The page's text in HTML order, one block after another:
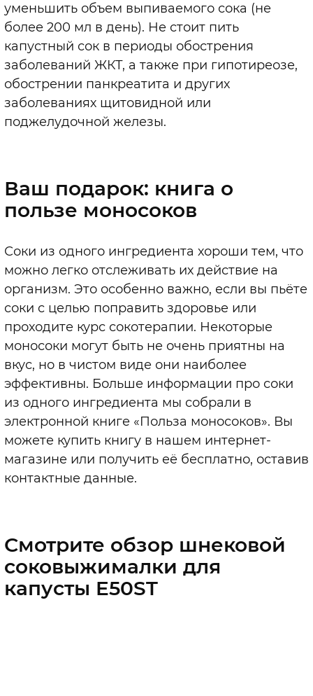
уменьшить объем выпиваемого сока (не
более 200 мл в день). Не стоит пить
капустный сок в периоды обострения
заболеваний ЖКТ, а также при гипотиреозе,
обострении панкреатита и других
заболеваниях щитовидной или
поджелудочной железы.
Ваш подарок: книга о
пользе моносоков
Соки из одного ингредиента хороши тем, что
можно легко отслеживать их действие на
организм. Это особенно важно, если вы пьёте
соки с целью поправить здоровье или
проходите курс сокотерапии. Некоторые
моносоки могут быть не очень приятны на
вкус, но в чистом виде они наиболее
эффективны. Больше информации про соки
из одного ингредиента мы собрали в
электронной книге «Польза моносоков». Вы
можете купить книгу в нашем интернет-
магазине или получить её бесплатно, оставив
контактные данные.
Смотрите обзор шнековой
соковыжималки для
капусты E50ST